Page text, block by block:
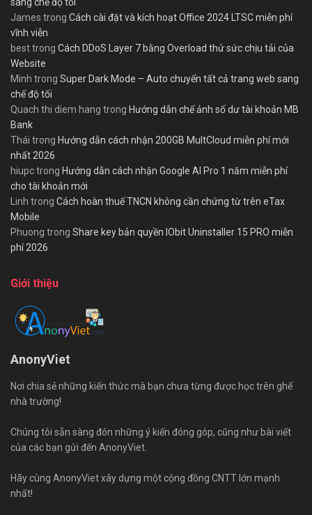
sang chế độ tối
James trong Cách cài đặt và kích hoạt Office 2024 LTSC miễn phí
vĩnh viễn
besttrong Cách DDoS Layer 7 bằng Overload thử sức chịu tải của
Website
Minh trong Super Dark Mode – Auto chuyển tất cả trang web sang
chế độ tối
Quach thi diem hang trong Hướng dẫn chế ảnh số dư tài khoản MB
Bank
Thái trong Hướng dẫn cách nhận 200GB MultCloud miễn phí mới
nhất 2026
hiupctrong Hướng dẫn cách nhận Google AI Pro 1 năm miễn phí
cho tài khoản mới
Linh trong Cách hoàn thuế TNCN không cần chứng từ trên eTax
Mobile
Phuong trong Share key bản quyền IObit Uninstaller 15 PRO miễn
phí 2026
Giới thiệu
AnonyViet
Nơi chia sẻ những kiến thức mà bạn chưa từng được học trên ghế
nhà trường!
Chúng tôi sẵn sàng đón những ý kiến đóng góp, cũng như bài viết
của các bạn gửi đến AnonyViet.
Hãy cùng AnonyViet xây dựng một cộng đồng CNTT lớn mạnh
nhất!